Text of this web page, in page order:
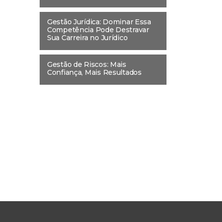
Gestão Jurídica: Dominar Essa
Competência Pode Destravar
Sua Carreira no Jurídico
Gestão de Riscos: Mais
Confiança, Mais Resultados